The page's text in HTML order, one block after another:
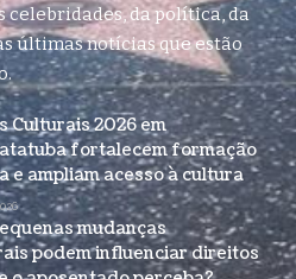
celebridades, da política, da
últimas notícias que estão
Culturais 2026 em
fortalecem formação
e ampliam acesso à cultura
mudanças
podem influenciar direitos